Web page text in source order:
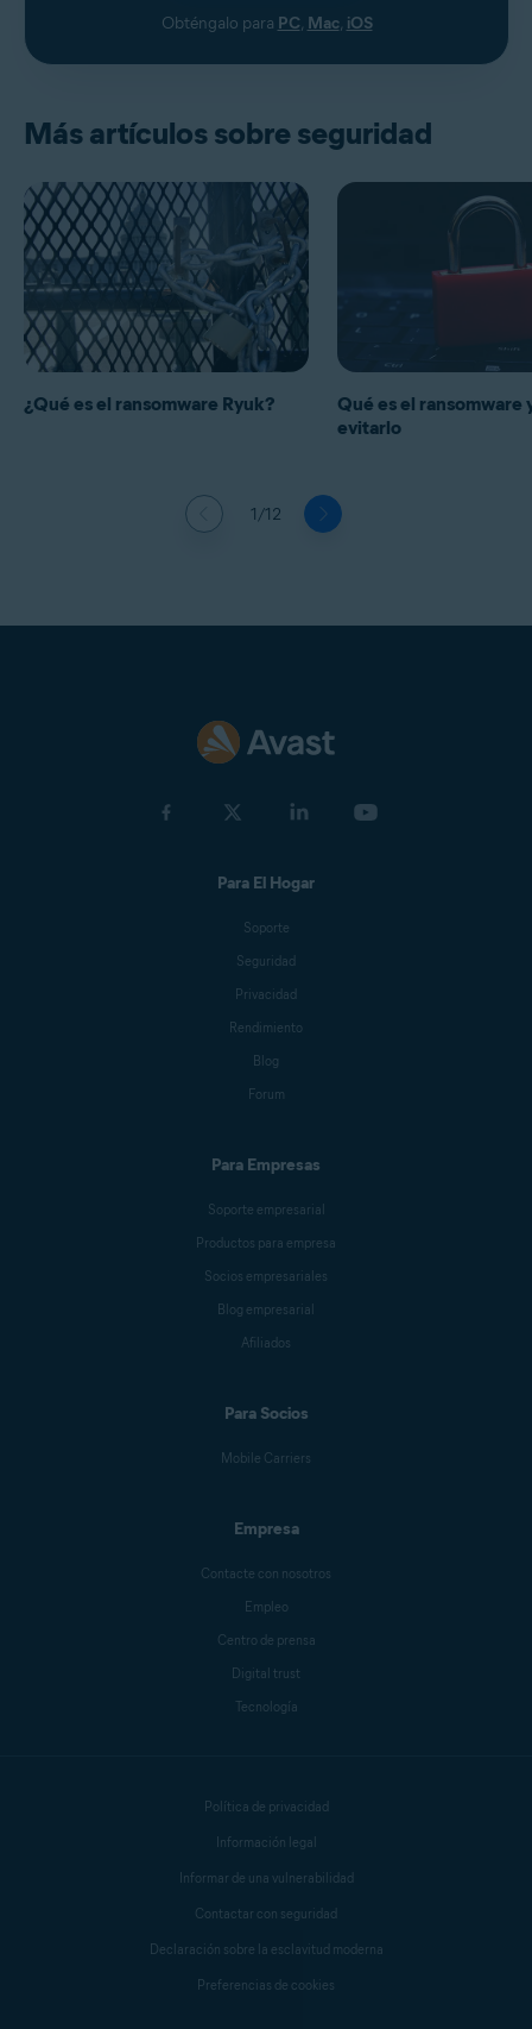
Obténgalo para PC, Mac, iOS
Más artículos sobre seguridad
1/12
¿Qué es el ransomware Ryuk?
Qué es el ransomware
evitarlo
Para El Hogar
Soporte
Seguridad
Privacidad
Rendimiento
Blog
Forum
Para Empresas
Soporte empresarial
Productos para empresa
Socios empresariales
Blog empresarial
Afiliados
Para Socios
Mobile Carriers
Empresa
Contacte con nosotros
Empleo
Centro de prensa
Digital trust
Tecnología
Política de privacidad
Información legal
Informar de una vulnerabilidad
Contactar con seguridad
Declaración sobre la esclavitud moderna
Preferencias de cookies